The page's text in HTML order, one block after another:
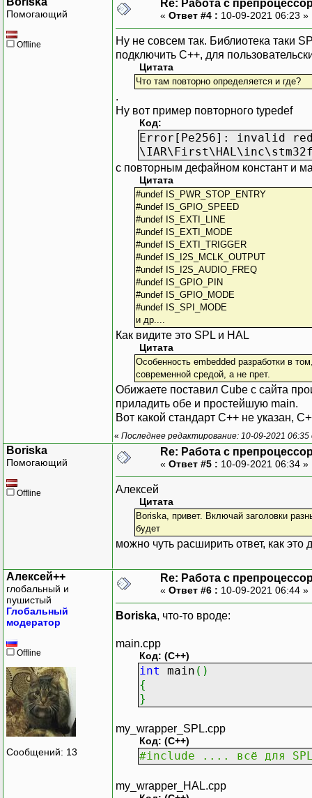
Помогающий
Offline
Re: Работа с
« Ответ #4 : 10-09-2021 06:23 »
Ну не совсем так. Библиотека таки
подключить С++, для
Цитата
Что там повторно определяется и где?
.
Ну вот пример повторного typedef
Код:
Error[Pe256]: invalid
с повторным дефайном констант и
Цитата
#undef IS_PWR_STOP_ENTRY
#undef IS_GPIO_SPEED
#undef IS_EXTI_LINE
#undef IS_EXTI_MODE
#undef IS_EXTI_TRIGGER
#undef IS_I2S_MCLK_OUTPUT
#undef IS_I2S_AUDIO_FREQ
#undef IS_GPIO_PIN
#undef IS_GPIO_MODE
#undef IS_SPI_MODE
и др....
Как видите это SPL и НAL
Цитата
Особенность embedded разработки в
современной средой, а не прет.
Обижаете поставил Cube с сайта
приладить обе и простейшую main.
Вот какой стандарт С++ не указан,
« Последнее редактирование: 10-09-2021
Boriska
Помогающий
Offline
Re: Работа с
« Ответ #5 : 10-09-2021 06:34 »
Алексей
Цитата
Boriska, привет. Включай заголовки
будет
можно чуть расширить ответ, как это
Алексей++
глобальный и
пушистый
Глобальный
модератор
Offline
Сообщений: 13
Re: Работа с
« Ответ #6 : 10-09-2021 06:44 »
Boriska, что-то вроде:
main.cpp
Код: (C++)
int main ( )
{
}
my_wrapper_SPL.cpp
Код: (C++)
#include .... всё для
my_wrapper_HAL.cpp